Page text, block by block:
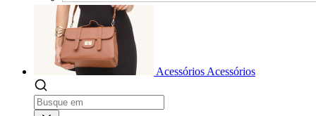
Acessórios Acessórios